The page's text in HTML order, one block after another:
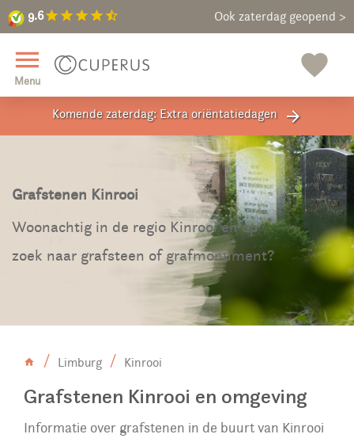
9.6star star star star star_half Ook zaterdag geopend >
9.6 Maak een vrijblijvende afspraak
menu
Menu favorite
close
Komende zaterdag: Extra oriëntatiedagen arrow_forward
Grafstenen Kinrooi
Woonachtig in de regio Kinrooi en op
zoek naar grafsteen of grafmonument?
Limburg Kinrooi
Grafstenen Kinrooi en omgeving
Informatie over grafstenen in de buurt van Kinrooi